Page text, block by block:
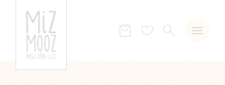
Verlanglijst
ZOEKEN